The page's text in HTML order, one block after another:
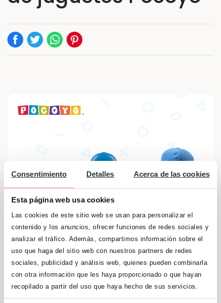
Consentimiento Detalles Acerca de las cookies
Esta página web usa cookies
Las cookies de este sitio web se usan para personalizar el
contenido y los anuncios, ofrecer funciones de redes sociales y
analizar el tráfico. Además, compartimos información sobre el
uso que haga del sitio web con nuestros partners de redes
sociales, publicidad y análisis web, quienes pueden combinarla
con otra información que les haya proporcionado o que hayan
recopilado a partir del uso que haya hecho de sus servicios.
Sorteamos dos lotes de juguetes de Pocoyo.
Cada lote contiene Mi primer lector y Dulces
sueños. ¡Aprender divirtiéndose! Participa